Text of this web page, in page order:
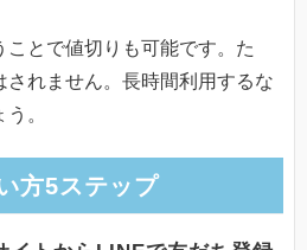
とで値切りも可能です。た
されません。長時間利用するな
。
方5ステップ